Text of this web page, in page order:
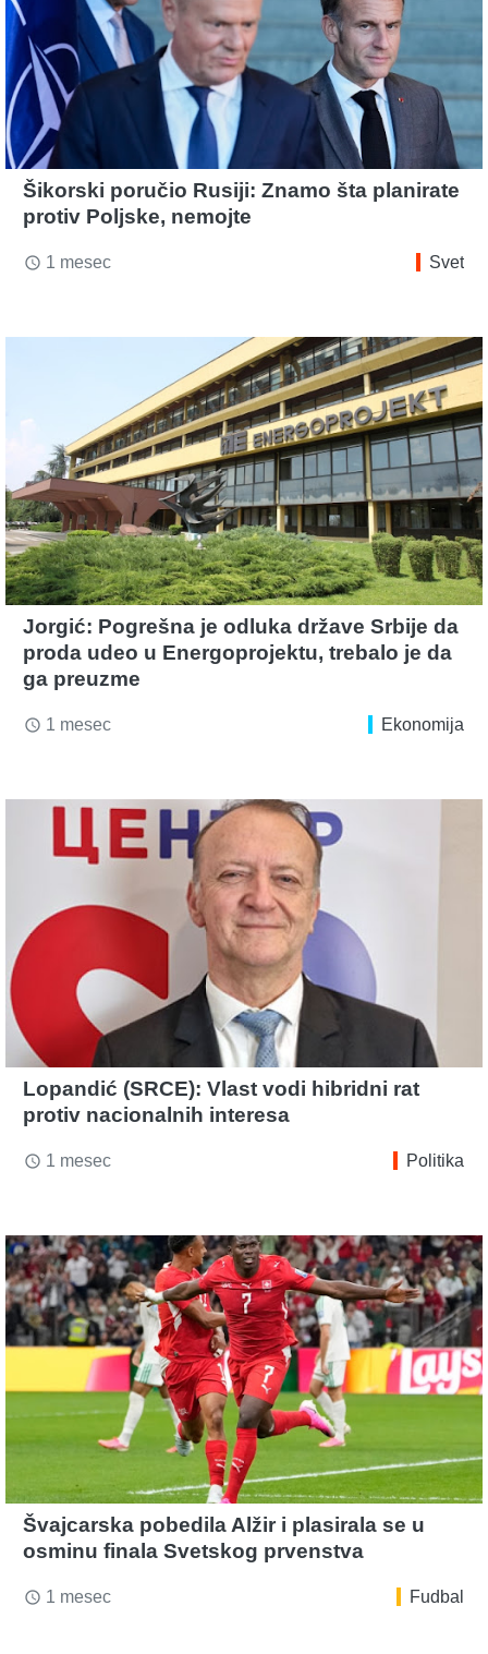
Šikorski poručio Rusiji: Znamo šta planirate
protiv Poljske, nemojte
access_time 1 mesec Svet
Jorgić: Pogrešna je odluka države Srbije da
proda udeo u Energoprojektu, trebalo je da
ga preuzme
access_time 1 mesec Ekonomija
Lopandić (SRCE): Vlast vodi hibridni rat
protiv nacionalnih interesa
access_time 1 mesec Politika
Švajcarska pobedila Alžir i plasirala se u
osminu finala Svetskog prvenstva
access_time 1 mesec Fudbal